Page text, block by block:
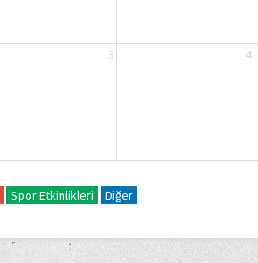
3 4
Spor Etkinlikleri Diğer